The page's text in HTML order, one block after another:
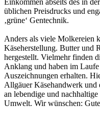
Einkommen abseits des in
üblichen Preisdrucks und
‚grüne‘ Gentechnik.
Anders als viele Molkereien
Käseherstellung. Butter und
hergestellt. Vielmehr finden
Anklang und haben im Laufe
Auszeichnungen erhalten.
Allgäuer Käsehandwerk
an lebendige und
Umwelt. Wir wünschen: